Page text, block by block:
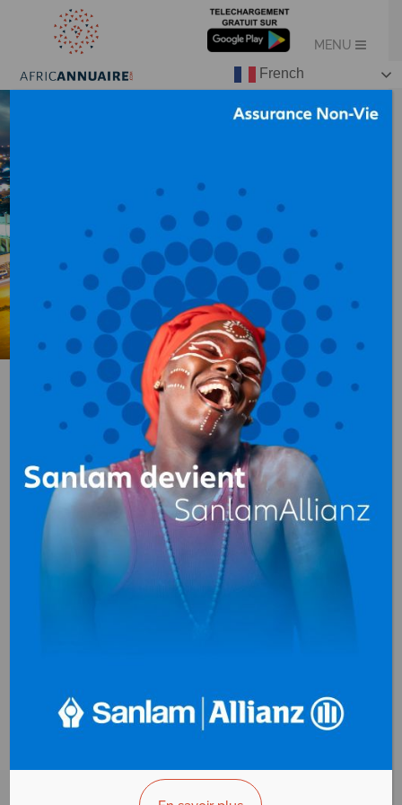
SOCOTRANS
Transitaires
B.P. 9589 Libreville
Gabon
+(241)066 264 842
>>> Vous êtes le propriétaire ?
French